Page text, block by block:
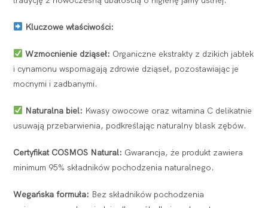
Kluczowe właściwości:
Wzmocnienie dziąseł: Organiczne ekstrakty z dzikich jabłek
i cynamonu wspomagają zdrowie dziąseł, pozostawiając je
mocnymi i zadbanymi.
Naturalna biel: Kwasy owocowe oraz witamina C delikatnie
usuwają przebarwienia, podkreślając naturalny blask zębów.
Certyfikat COSMOS Natural: Gwarancja, że produkt zawiera
minimum 95% składników pochodzenia naturalnego.
Wegańska formuła: Bez składników pochodzenia